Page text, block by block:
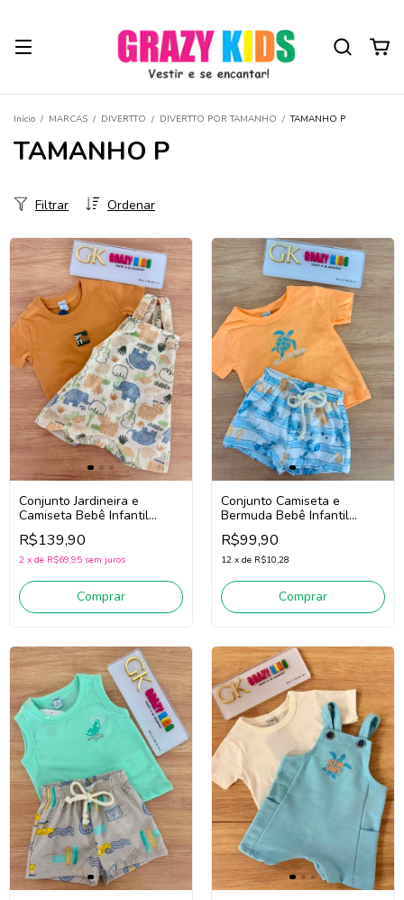
Início / MARCAS / DIVERTTO / DIVERTTO POR TAMANHO / TAMANHO P
TAMANHO P
Ordenar
Filtrar
Conjunto Jardineira e
Camiseta Bebê Infantil
Menino Divertto 16385
(Marrom/Off White)
R$139,90
2 x de R$69,95 sem juros
Comprar
Conjunto Camiseta e
Bermuda Bebê Infantil
Menino Divertto 16393
(Laranja/Azul)
R$99,90
12 x de R$10,28
Comprar